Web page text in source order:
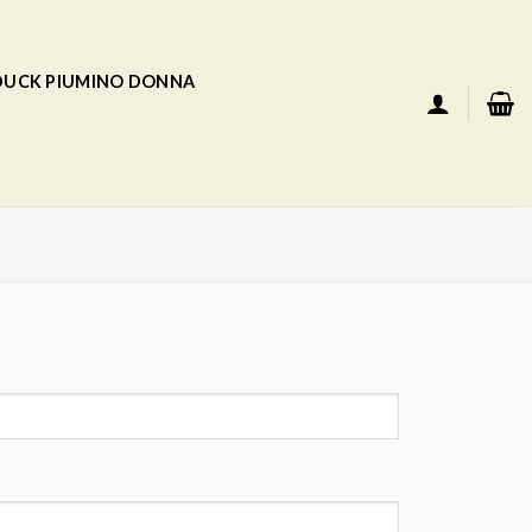
PIUMINO DONNA